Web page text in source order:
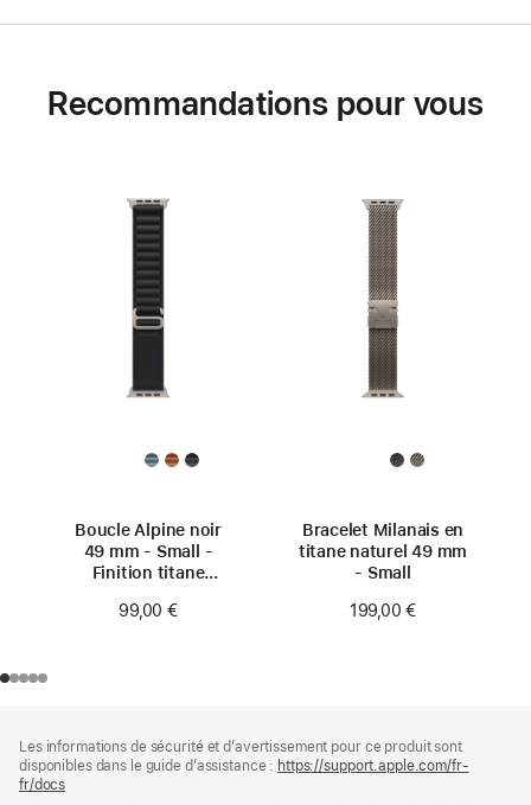
Recommandations pour vous
Boucle Alpine noir
49 mm - Small -
Finition titane
99,00 €
Bracelet Milanais en
titane naturel 49 mm
- Small
199,00 €
de
page
de
bas
Les informations de sécurité et d’avertissement pour ce produit sont
disponibles dans le guide d’assistance : https://support.apple.com/fr-
fr/docs